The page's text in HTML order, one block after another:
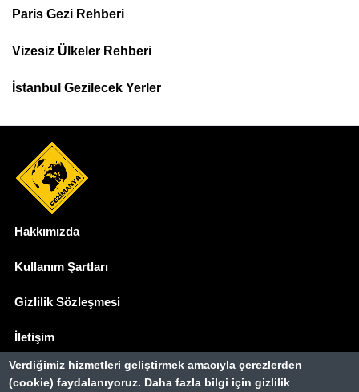
Top
Menu
Paris Gezi Rehberi
Vizesiz Ülkeler Rehberi
İstanbul Gezilecek Yerler
Hakkımızda
Kullanım Şartları
Gizlilik Sözleşmesi
İletişim
Basında Biz
Verdiğimiz hizmetleri geliştirmek amacıyla çerezlerden
(cookie) faydalanıyoruz. Daha fazla bilgi için gizlilik